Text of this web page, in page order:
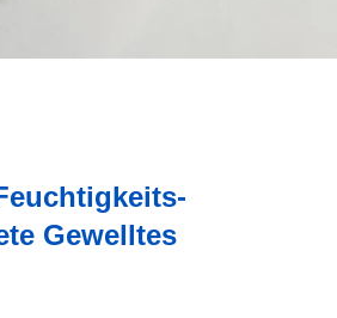
Gewelltes